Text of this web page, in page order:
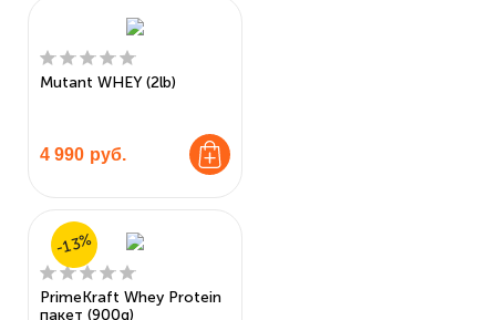
Mutant WHEY (2lb)
4 990 руб.
PrimeKraft Whey Protein
пакет (900g)
-13%